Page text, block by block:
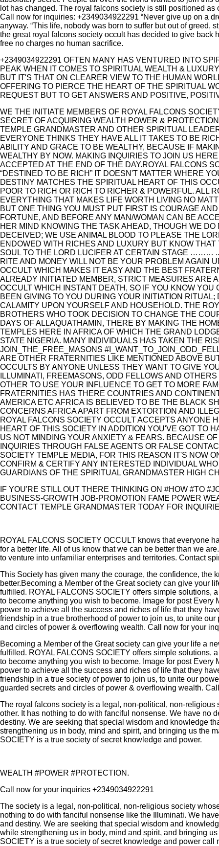
lot has changed. The royal falcons society is still positioned
Call now for inquiries: +2349034922291 “Never give up on a
anyway. “This life, nobody was born to suffer but out of
the great royal falcons society occult has decided to give
free no charges no human sacrifice.
+2349034922291 OFTEN MANY HAS VENTURED INTO
PEAK WHEN IT COMES TO SPIRITUAL WEALTH &
BUT IT'S THAT ON CLEARER VIEW TO THE HUMAN
OFFERING TO PIERCE THE HEART OF THE SPIRITUAL
REQUEST BUT TO GET ANSWERS AND POSITIVE,
WE THE INITIATE MEMBERS OF ROYAL FALCONS
SECRET OF ACQUIRING WEALTH POWER &
TEMPLE GRANDMASTER AND OTHER SPIRITUAL
EVERYONE THINKS THEY HAVE ALL IT TAKES TO BE
ABILITY AND GRACE TO BE WEALTHY, BECAUSE IF
WEALTHY BY NOW. MAKING INQUIRIES TO JOIN US
ACCEPTED AT THE END OF THE DAY.ROYAL FALCONS
“DESTINED TO BE RICH” IT DOESN'T MATTER WHERE
DESTINY MATCHES THE SPIRITUAL HEART OF THIS
POOR TO RICH OR RICH TO RICHER & POWERFUL. ALL
EVERYTHING THAT MAKES LIFE WORTH LIVING NO
BUT ONE THING YOU MUST PUT FIRST IS COURAGE
FORTUNE, AND BEFORE ANY MAN/WOMAN CAN BE
HER MIND KNOWING THE TASK AHEAD, THOUGH WE
DECEIVED; WE USE ANIMAL BLOOD TO PLEASE THE
ENDOWED WITH RICHES AND LUXURY BUT KNOW
SOUL TO THE LORD LUCIFER AT CERTAIN STAGE ………
RITE AND MONEY WILL NOT BE YOUR PROBLEM AGAIN
OCCULT WHICH MAKES IT EASY AND THE BEST
ALREADY INITIATED MEMBER, STRICT MEASURES ARE
OCCULT WHICH INSTANT DEATH, SO IF YOU KNOW
BEEN GIVING TO YOU DURING YOUR INITIATION
CALAMITY UPON YOURSELF AND HOUSEHOLD. THE
BROTHERS WHO TOOK DECISION TO CHANGE THE
DAYS OF ALLAQUATHAMIN, THERE BY MAKING THE
TEMPLES HERE IN AFRICA OF WHICH THE GRAND
STATE NIGERIA. MANY INDIVIDUALS HAS TAKEN THE
JOIN_THE_FREE_MASONS
ARE OTHER FRATERNITIES LIKE MENTIONED ABOVE
OCCULTS BY ANYONE UNLESS THEY WANT TO GIVE
ILLUMINATI, FREEMASONS, ODD FELLOWS AND
OTHER TO USE YOUR INFLUENCE TO GET TO MORE
FRATERNITIES HAS THERE COUNTRIES AND
AMERICA ETC AFRICA IS BELIEVED TO BE THE BLACK
CONCERNS AFRICA APART FROM EXTORTION AND
ROYAL FALCONS SOCIETY OCCULT ACCEPTS
HEART OF THIS SOCIETY IN ADDITION YOU'VE GOT TO
US NOT MINDING YOUR ANXIETY & FEARS. BECAUSE
INQUIRIES THROUGH FALSE AGENTS OR FALSE
SOCIETY TEMPLE MEDIA, FOR THIS REASON IT'S NOW
CONFIRM & CERTIFY ANY INTERESTED INDIVIDUAL
GUARDIANS OF THE SPIRITUAL GRANDMASTER HIGH
IF YOU'RE STILL OUT THERE THINKING ON #HOW #TO
BUSINESS-GROWTH JOB-PROMOTION FAME POWER
CONTACT TEMPLE GRANDMASTER TODAY FOR
ROYAL FALCONS SOCIETY OCCULT knows that everyone
for a better life. All of us know that we can be better than we
to venture into unfamiliar enterprises and territories. Contact
This Society has given many the courage, the confidence, the
better.Becoming a Member of the Great society can give your
fulfilled. ROYAL FALCONS SOCIETY offers simple solutions,
to become anything you wish to become. Image for post
power to achieve all the success and riches of life that they
friendship in a true brotherhood of power to join us, to unite
and circles of power & overflowing wealth. Call now for your
Becoming a Member of the Great society can give your life a
fulfilled. ROYAL FALCONS SOCIETY offers simple solutions,
to become anything you wish to become. Image for post
power to achieve all the success and riches of life that they
friendship in a true society of power to join us, to unite our
guarded secrets and circles of power & overflowing wealth.
The royal falcons society is a legal, non-political, non-
other. It has nothing to do with fanciful nonsense. We have no
destiny. We are seeking that special wisdom and knowledge
strengthening us in body, mind and spirit, and bringing us the
SOCIETY is a true society of secret knowledge and power.
WEALTH #POWER #PROTECTION.
Call now for your inquiries +2349034922291
The society is a legal, non-political, non-religious society
nothing to do with fanciful nonsense like the Illuminati. We
and destiny. We are seeking that special wisdom and
while strengthening us in body, mind and spirit, and bringing
SOCIETY is a true society of secret knowledge and power